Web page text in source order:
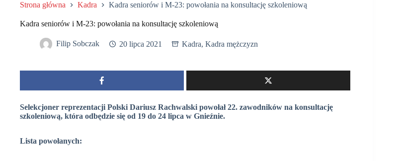
Strona główna Kadra Kadra seniorów i M-23: powołania na konsultację szkoleniową
Kadra seniorów i M-23: powołania na konsultację szkoleniową
Filip Sobczak 20 lipca 2021 Kadra, Kadra mężczyzn
Selekcjoner reprezentacji Polski Dariusz Rachwalski powołał 22. zawodników na konsultację
szkoleniową, która odbędzie się od 19 do 24 lipca w Gnieźnie.
Lista powołanych: